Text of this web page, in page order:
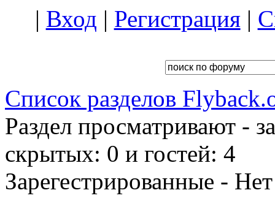
| Вход | Регистрация|
Список разделов
Раздел просматривают -
скрытых: 0 и гостей: 4
Зарегестрированные - Нет